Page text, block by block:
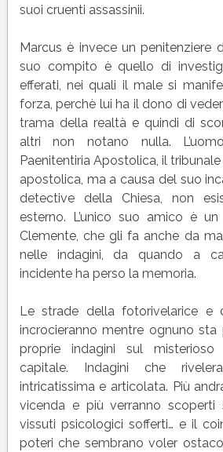
suoi cruenti assassinii.
Marcus è invece un penitenziere
suo compito è quello di
efferati, nei quali il male si
forza, perchè lui ha il dono di
trama della realtà e quindi di
altri non notano nulla.
Paenitentiria Apostolica, il
apostolica, ma a causa del suo
detective della Chiesa, non
esterno. L’unico suo amico è
Clemente, che gli fa anche da
nelle indagini, da quando a
incidente ha perso la memoria.
Le strade della fotorivelarice e
incrocieranno mentre ognuno
proprie indagini sul
capitale. Indagini che
intricatissima e articolata. Più
vicenda e più verranno scoperti
vissuti psicologici sofferti… e il
poteri che sembrano voler